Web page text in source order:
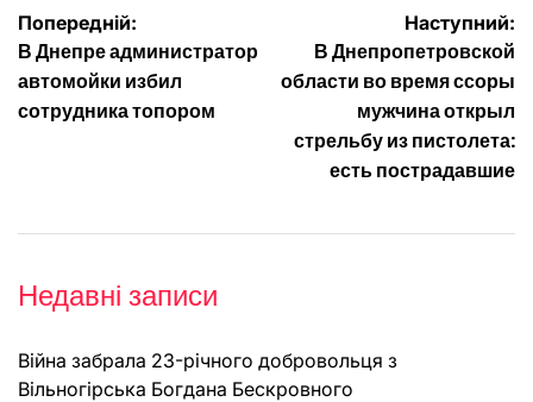
Навігація
записів
Попередній:
В Днепре администратор
автомойки избил
сотрудника топором
Наступний:
В Днепропетровской
области во время ссоры
мужчина открыл
стрельбу из пистолета:
есть пострадавшие
Недавні записи
Війна забрала 23-річного добровольця з
Вільногірська Богдана Бескровного